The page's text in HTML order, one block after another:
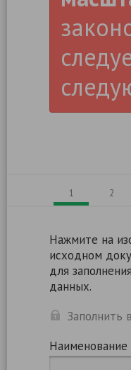
1 2
Нажмите на
исходном
для
данных.
Заполнить
Наименование